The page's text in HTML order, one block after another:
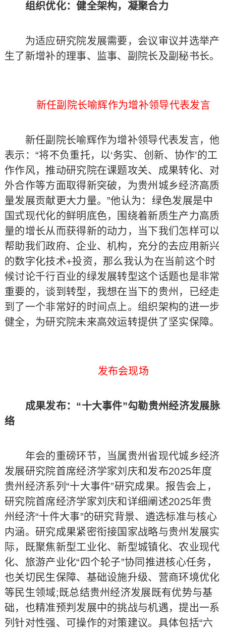
组织优化：健全架构，凝聚合力
为适应研究院发展需要，会议审议并选举产
生了新增补的理事、监事、副院长及副秘书长。
新任副院长喻辉作为增补领导代表发言
新任副院长喻辉作为增补领导代表发言，他
表示：“将不负重托，以‘务实、创新、协作’的工
作作风，推动研究院在课题攻关、成果转化、对
外合作等方面取得新突破，为贵州城乡经济高质
量发展贡献更大力量。”他认为：绿色发展是中
国式现代化的鲜明底色，围绕着新质生产力高质
量的增长从而获得新的动力，当下我们怎样可以
帮助我们政府、企业、机构，充分的去应用新兴
的数字化技术+投资，那么我认为在当前这个时
候讨论千行百业的绿发展转型这个话题也是非常
重要的，谈到转型，我想在当下的贵州，已经走
到了一个非常好的时间点上。组织架构的进一步
健全，为研究院未来高效运转提供了坚实保障。
发布会现场
成果发布：“十大事件”勾勒贵州经济发展脉
络
年会的重磅环节，当属贵州省现代城乡经济
发展研究院首席经济学家刘庆和发布2025年度
贵州经济系列“十大事件”研究成果。报告会上，
研究院首席经济学家刘庆和详细阐述2025年贵
州经济“十件大事”的研究背景、遴选标准与核心
内涵。研究成果紧密衔接国家战略与贵州发展实
际，既聚焦新型工业化、新型城镇化、农业现代
化、旅游产业化“四个轮子”协同推进核心任务，
也关切民生保障、基础设施升级、营商环境优化
等民生领域;既总结贵州经济发展既有优势与基
础，也精准预判发展中的挑战与机遇，提出一系
列针对性强、可操作的对策建议。具体包括“六